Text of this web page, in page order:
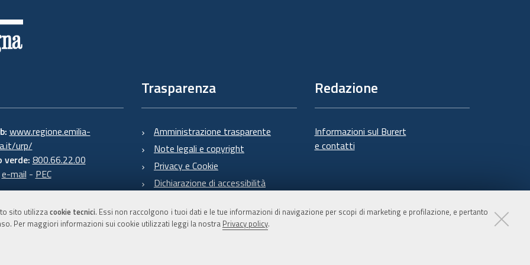
sito utilizzacookie tecnici. Essi non raccolgono i tuoi dati e le tue informazioni di navigazione per scopi di marketing e profilazione, e pertanto
Per maggiori informazioni sui cookie utilizzati leggi la nostra Privacy policy.
www.regione.emilia-
urp/
verde: 800.66.22.00
e-mail - PEC
Trasparenza
Amministrazione trasparente
Note legali e copyright
Privacy e Cookie
Dichiarazione di accessibilità
Redazione
Informazioni sul Burert
e contatti